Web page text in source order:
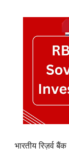
भारतीय रिज़र्व